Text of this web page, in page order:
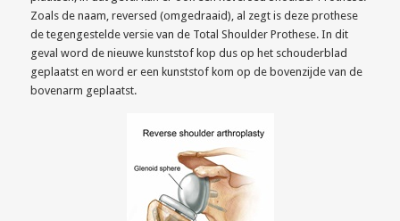
Zoals de naam, reversed (omgedraaid), al zegt is deze prothese
de tegengestelde versie van de Total Shoulder Prothese. In dit
geval word de nieuwe kunststof kop dus op het schouderblad
geplaatst en word er een kunststof kom op de bovenzijde van de
bovenarm geplaatst.